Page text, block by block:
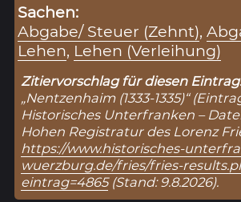
Sachen:
Abgabe/ Steuer (Zehnt),
Lehen, Lehen (Verleihung)
Zitiervorschlag für diesen
„Nentzenhaim (1333-1335)“
Historisches Unterfranken –
Hohen Registratur des Lorenz
https://www.historisches-
wuerzburg.de/fries/fries-
eintrag=4865(Stand: 9.8.2026).